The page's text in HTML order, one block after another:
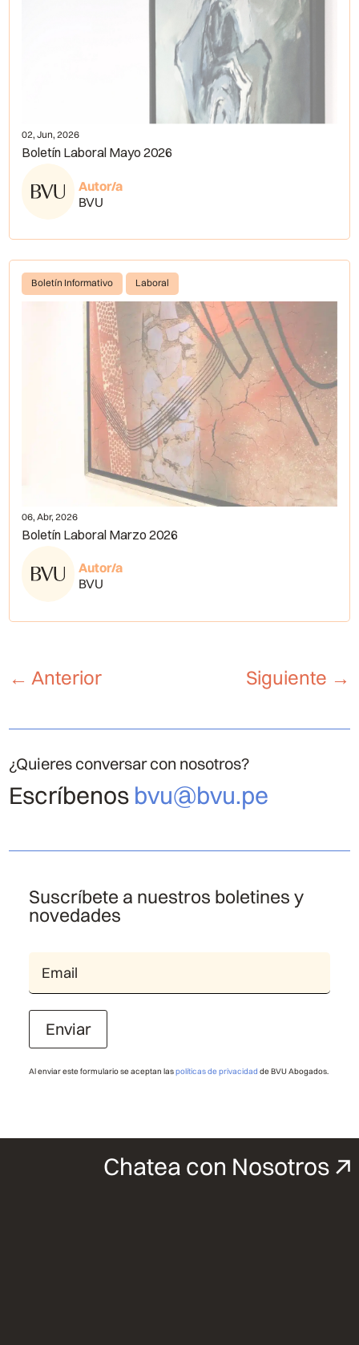
02, Jun, 2026
Boletín Laboral Mayo 2026
Autor/a
BVU
Boletín Informativo Laboral
06, Abr, 2026
Boletín Laboral Marzo 2026
Autor/a
BVU
←Anterior Siguiente →
¿Quieres conversar con nosotros?
Escríbenos bvu@bvu.pe
Suscríbete a nuestros boletines y
novedades
Enviar
Al enviar este formulario se aceptan laspolíticas de privacidad de BVU Abogados.
Chatea con Nosotros